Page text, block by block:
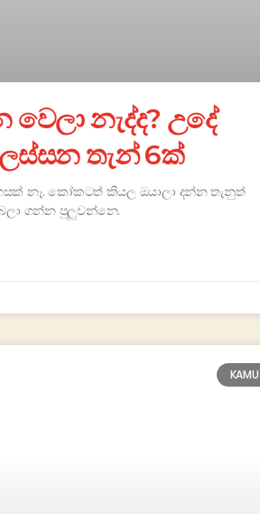
නැද්ද? උදේ
තැන් 6ක්
නෑ. කෝකටත් කියල ඔයාලා දන්න තැනුත්
ගන්න පුලුවන්නෙ.
KAMU